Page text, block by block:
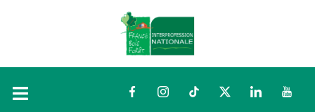
FacebookInstagramTikTokTwitterLinkedIn